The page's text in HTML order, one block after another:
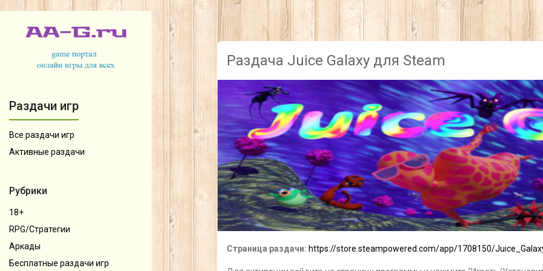
Раздачи игр
Все раздачи игр
Активные раздачи
Рубрики
18+
RPG/Стратегии
Аркады
Бесплатные раздачи игр
Раздача Juice Galaxy для Steam
Страница раздачи: https://store.steampowered.com/app/1708150/